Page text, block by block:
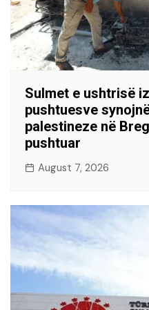
Sulmet e ushtrisë
pushtuesve
palestineze në
pushtuar
August 7, 2026